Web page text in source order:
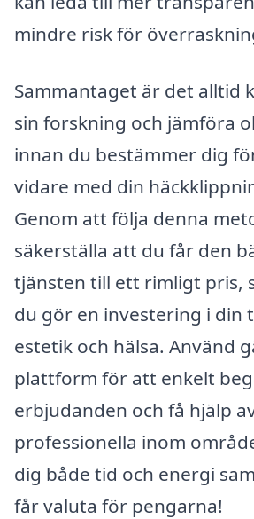
mindre risk för
Sammantaget är det alltid
sin forskning och jämföra
innan du bestämmer dig
vidare med din
Genom att följa denna
säkerställa att du får den
tjänsten till ett rimligt pris,
du gör en investering i din
estetik och hälsa. Använd
plattform för att enkelt
erbjudanden och få hjälp
professionella inom
dig både tid och energi
får valuta för pengarna!